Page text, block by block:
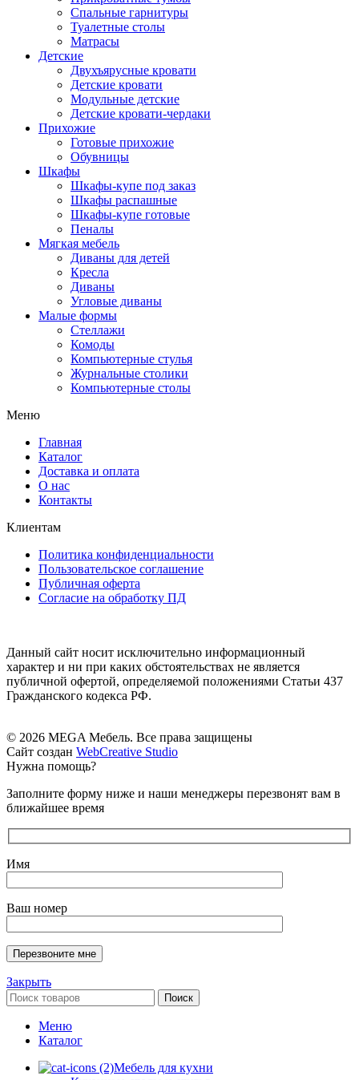
Спальные гарнитуры
Туалетные столы
Матрасы
Детские
Двухъярусные кровати
Детские кровати
Модульные детские
Детские кровати-чердаки
Прихожие
Готовые прихожие
Обувницы
Шкафы
Шкафы-купе под заказ
Шкафы распашные
Шкафы-купе готовые
Пеналы
Мягкая мебель
Диваны для детей
Кресла
Диваны
Угловые диваны
Малые формы
Стеллажи
Комоды
Компьютерные стулья
Журнальные столики
Компьютерные столы
Меню
Главная
Каталог
Доставка и оплата
О нас
Контакты
Клиентам
Политика конфиденциальности
Пользовательское соглашение
Публичная оферта
Согласие на обработку ПД
Данный сайт носит исключительно информационный
характер и ни при каких обстоятельствах не является
публичной офертой, определяемой положениями Статьи 437
Гражданского кодекса РФ.
© 2026 MEGA Мебель. Все права защищены
Сайт создан WebCreative Studio
Нужна помощь?
Заполните форму ниже и наши менеджеры перезвонят вам в
ближайшее время
Имя
Ваш номер
Закрыть
Поиск
Меню
Каталог
Мебель для кухни